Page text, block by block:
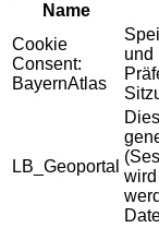
Name
Cookie
Consent:
BayernAtlas
und
LB_Geoportal